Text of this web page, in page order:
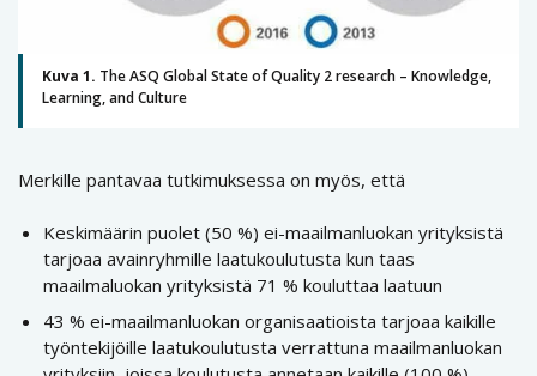
Kuva 1. The ASQ Global State of Quality 2 research – Knowledge,
Learning, and Culture
Merkille pantavaa tutkimuksessa on myös, että
Keskimäärin puolet (50 %) ei-maailmanluokan yrityksistä
tarjoaa avainryhmille laatukoulutusta kun taas
maailmaluokan yrityksistä 71 % kouluttaa laatuun
43 % ei-maailmanluokan organisaatioista tarjoaa kaikille
työntekijöille laatukoulutusta verrattuna maailmanluokan